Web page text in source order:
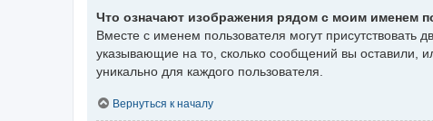
Что означают изображения рядом с моим именем
Вместе с именем пользователя могут присутствовать
указывающие на то, сколько сообщений вы оставили,
уникально для каждого пользователя.
Вернуться к началу